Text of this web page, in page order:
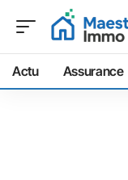
Actu Assurance